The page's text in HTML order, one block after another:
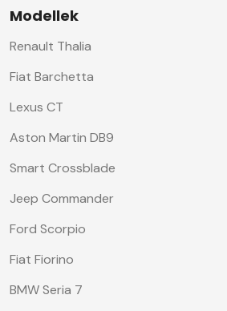
Modellek
Renault Thalia
Fiat Barchetta
Lexus CT
Aston Martin DB9
Smart Crossblade
Jeep Commander
Ford Scorpio
Fiat Fiorino
BMW Seria 7